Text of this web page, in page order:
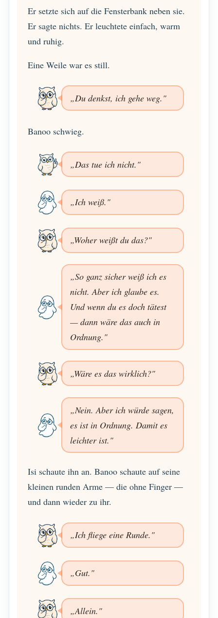
Er setzte sich auf die Fensterbank neben sie.
Er sagte nichts. Er leuchtete einfach, warm
und ruhig.
Eine Weile war es still.
„Du denkst, ich gehe weg."
Banoo schwieg.
„Das tue ich nicht."
„Ich weiß."
„Woher weißt du das?"
„So ganz sicher weiß ich es
nicht. Aber ich glaube es.
Und wenn du es doch tätest
— dann wäre das auch in
Ordnung."
„Wäre es das wirklich?"
„Nein. Aber ich würde sagen,
es ist in Ordnung. Damit es
leichter ist."
Isi schaute ihn an. Banoo schaute auf seine
kleinen runden Arme — die ohne Finger —
und dann wieder zu ihr.
„Ich fliege eine Runde."
„Gut."
„Allein."